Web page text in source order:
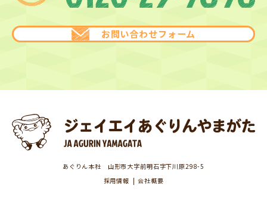
お問い合わせフォーム
あぐりん本社 山形市大字前明石字下川原298-5
採用情報
会社概要